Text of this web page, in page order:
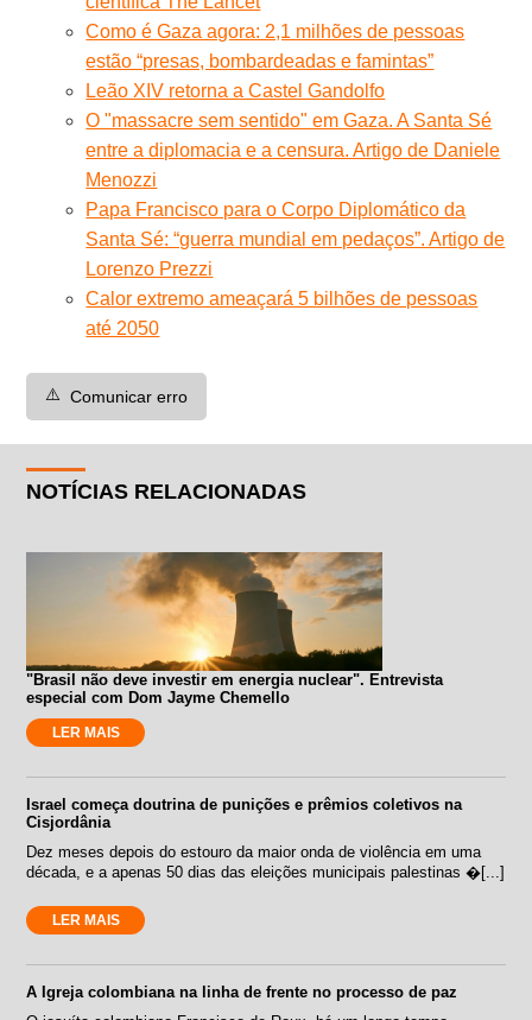
Como é Gaza agora: 2,1 milhões de pessoas
estão “presas, bombardeadas e famintas”
Leão XIV retorna a Castel Gandolfo
O "massacre sem sentido" em Gaza. A Santa Sé
entre a diplomacia e a censura. Artigo de Daniele
Menozzi
Papa Francisco para o Corpo Diplomático da
Santa Sé: “guerra mundial em pedaços”. Artigo de
Lorenzo Prezzi
Calor extremo ameaçará 5 bilhões de pessoas
até 2050
⚠️ Comunicar erro
NOTÍCIAS RELACIONADAS
"Brasil não deve investir em energia nuclear". Entrevista
especial com Dom Jayme Chemello
LER MAIS
Israel começa doutrina de punições e prêmios coletivos na
Cisjordânia
Dez meses depois do estouro da maior onda de violência em uma
década, e a apenas 50 dias das eleições municipais palestinas �[...]
LER MAIS
A Igreja colombiana na linha de frente no processo de paz